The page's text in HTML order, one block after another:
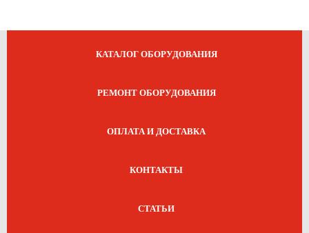
КАТАЛОГ ОБОРУДОВАНИЯ
РЕМОНТ ОБОРУДОВАНИЯ
ОПЛАТА И ДОСТАВКА
КОНТАКТЫ
СТАТЬИ